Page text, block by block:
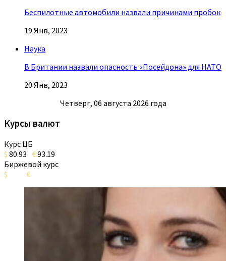
Беспилотные автомобили назвали причинами пробок
19 Янв, 2023
Наука
В Британии назвали опасность «Посейдона» для НАТО
20 Янв, 2023
Четверг, 06 августа 2026 года
Курсы валют
Курс ЦБ
$ 80.93 €93.19
Биржевой курс
$
€